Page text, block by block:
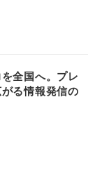
全国へ。プレ
る情報発信の